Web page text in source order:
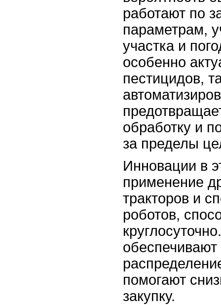
работают по
параметрам,
участка и
особенно
пестицидов,
обработку и
за пределы
Инновации в
применение
тракторов и
роботов,
помогают
закупку.